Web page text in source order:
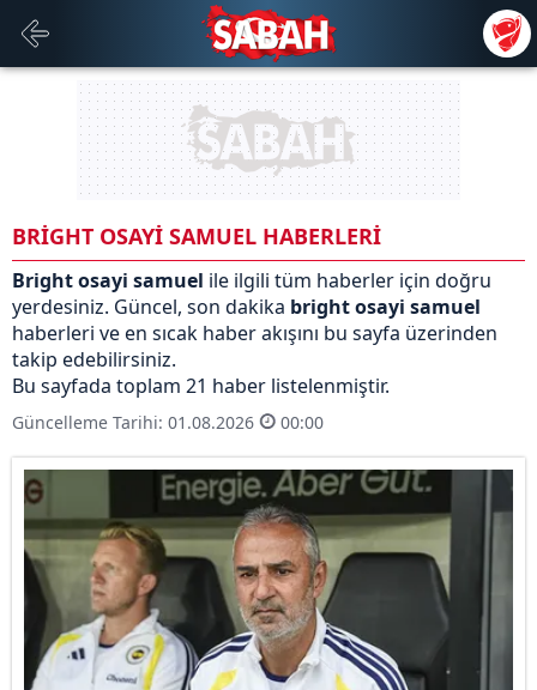
BRİGHT OSAYİ SAMUEL HABERLERİ
Bright osayi samuel ile ilgili tüm haberler için doğru
yerdesiniz. Güncel, son dakika bright osayi samuel
haberleri ve en sıcak haber akışını bu sayfa üzerinden
takip edebilirsiniz.
Bu sayfada toplam 21 haber listelenmiştir.
Güncelleme Tarihi: 01.08.2026 00:00